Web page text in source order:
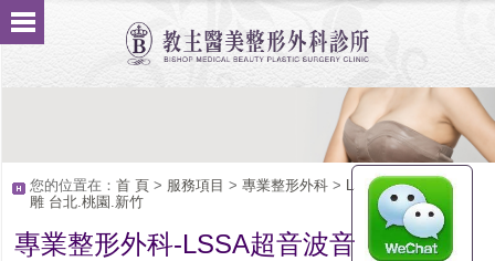
您的位置在： 首 頁> 服務項目 > 專業整形外科> LSSA超音波音浪脂
雕 台北.桃園.新竹
專業整形外科-LSSA超音波音浪脂雕 台